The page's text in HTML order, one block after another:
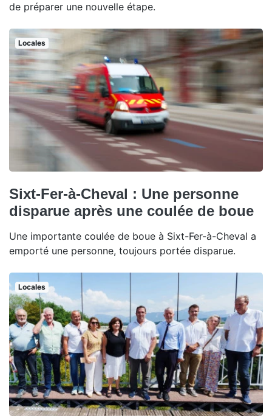
de préparer une nouvelle étape.
Locales
Sixt-Fer-à-Cheval : Une personne
disparue après une coulée de boue
Une importante coulée de boue à Sixt-Fer-à-Cheval a
emporté une personne, toujours portée disparue.
Locales